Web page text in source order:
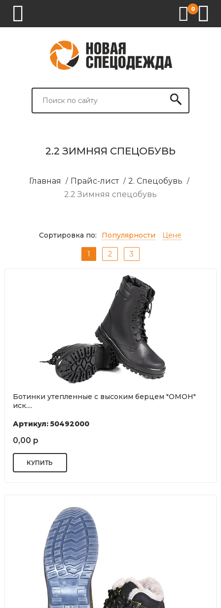
0
СПЕЦОДЕЖДА
СПЕЦОБУВЬ
СРЕДСТВА
ВСПОМОГАТЕЛЬНЫЕ
БРЕНДИРОВАНИЕ
2.2 ЗИМНЯЯ СПЕЦОБУВЬ
Главная / Прайс-лист / 2. Спецобувь /
2.2 Зимняя спецобувь
Сортировка по: Популярности Цене
1 2 3
Ботинки утепленные с высоким берцем "ОМОН"
иск....
Артикул: 50492000
0,00 р